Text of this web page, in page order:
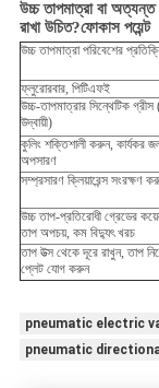
উচ্চ তাপমাত্রা বা অত্যন্ত
রাখা উচিত?ফোকাস পয়েন্ট
উচ্চ তাপমাত্রা পরিবেশের
ফ্লুরোরবার, পিটিএফই
উচ্চ-তাপমাত্রার সিন্থেটিক
উদ্বায়ী)
কুলিং শক্তিশালী করুন, কার্যকর
অপসারণ
সম্প্রসারণ ক্লিয়ারেন্স সংরক্ষণ
উচ্চ তাপ-প্রতিরোধী গ্রেডের
তাপ অপচয়, কম বিদ্যুৎ খরচ
তাপ উত্স থেকে দূরে রাখুন, তাপ
প্লেট যোগ করুন
pneumatic electric
pneumatic